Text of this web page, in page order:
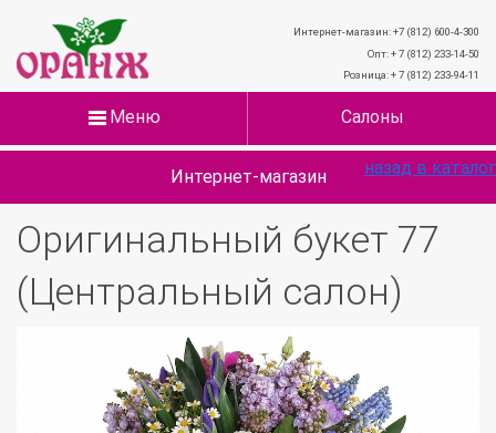
Интернет-магазин: +7 (812) 600-4-300
Опт: + 7 (812) 233-14-50
Розница: + 7 (812) 233-94-11
Меню Салоны
Интернет-магазин
Оригинальный букет 77
(Центральный салон)
назад в каталог